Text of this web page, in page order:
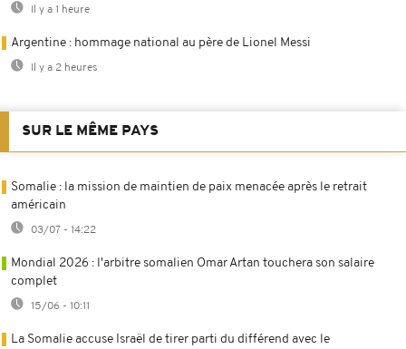
Il y a 1 heure
Argentine : hommage national au père de Lionel Messi
Il y a 2 heures
SUR LE MÊME PAYS
Somalie : la mission de maintien de paix menacée après le retrait
américain
03/07 - 14:22
Mondial 2026 : l'arbitre somalien Omar Artan touchera son salaire
complet
15/06 - 10:11
La Somalie accuse Israël de tirer parti du différend avec le